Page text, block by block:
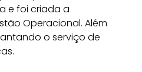
e foi criada a
Operacional. Além
o serviço de